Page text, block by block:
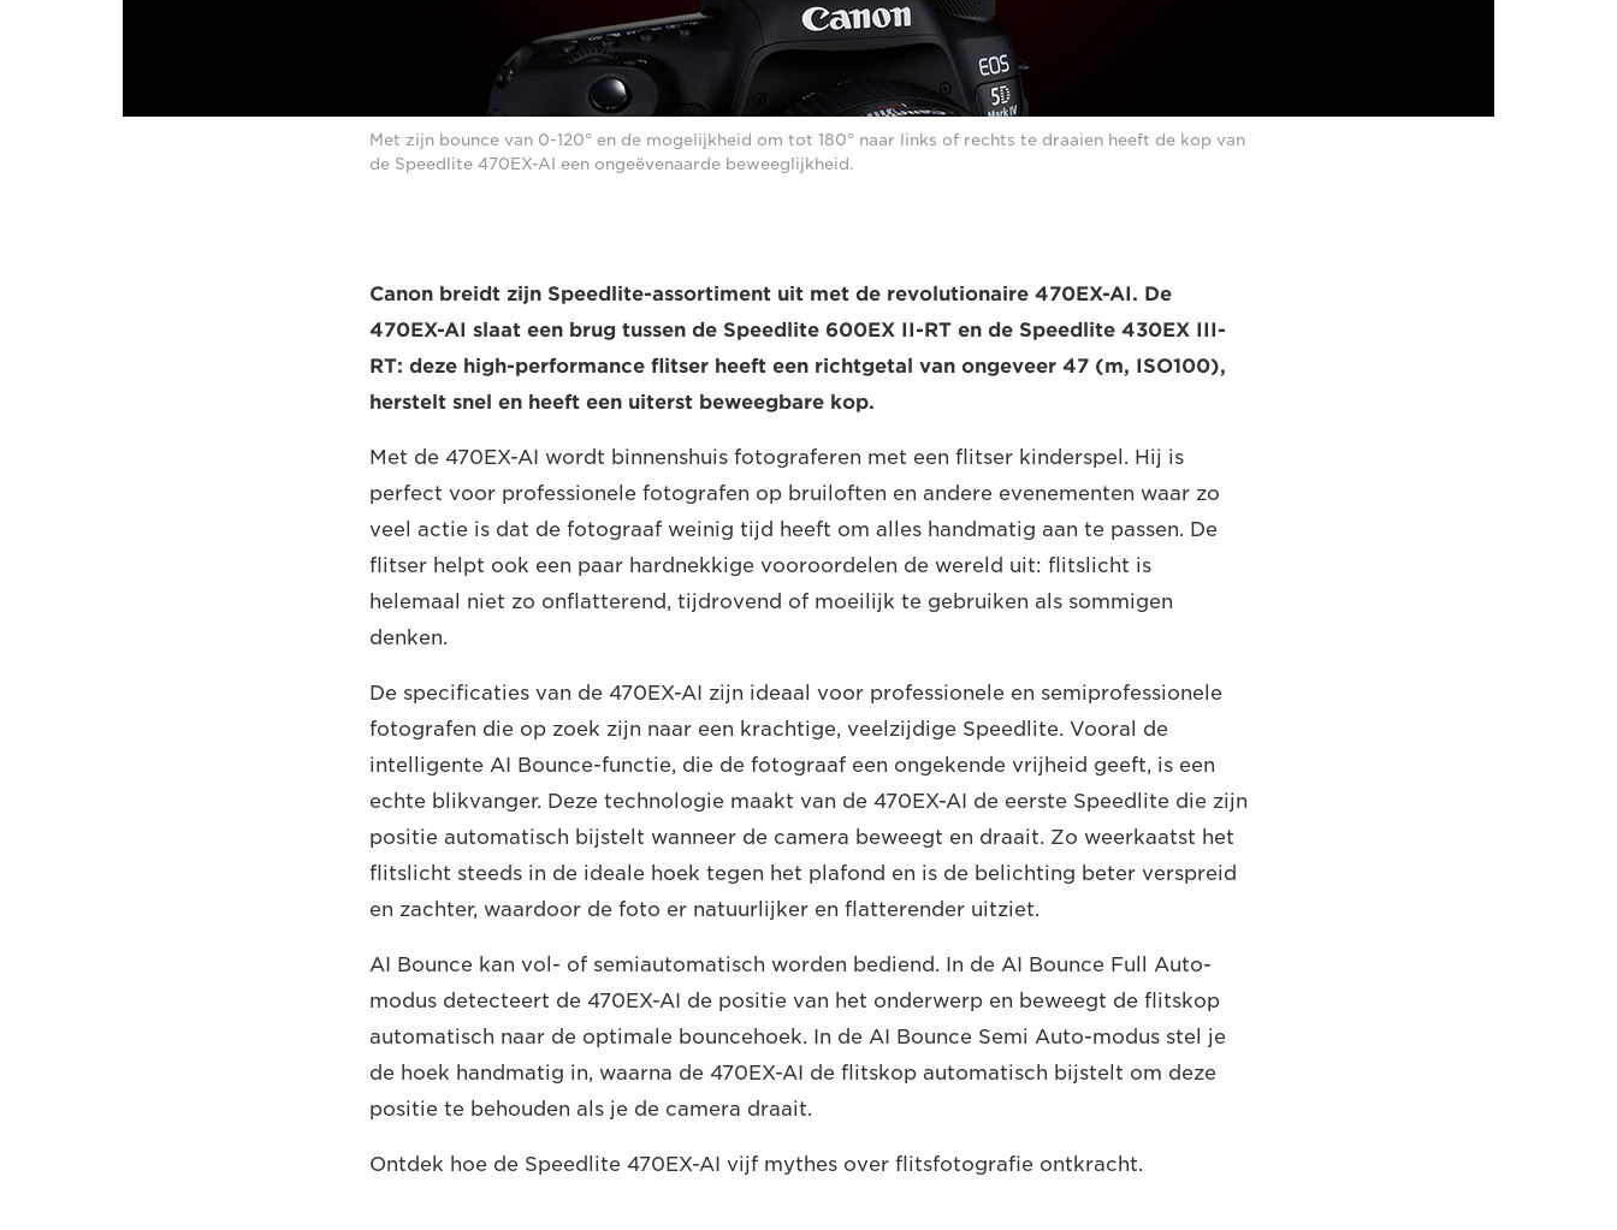
Met zijn bounce van 0-120° en de mogelijkheid om tot 180° naar links of rechts te draaien heeft de kop van
de Speedlite 470EX-AI een ongeëvenaarde beweeglijkheid.
Canon breidt zijn Speedlite-assortiment uit met de revolutionaire 470EX-AI. De
470EX-AI slaat een brug tussen de Speedlite 600EX II-RT en de Speedlite 430EX III-
RT: deze high-performance flitser heeft een richtgetal van ongeveer 47 (m, ISO100),
herstelt snel en heeft een uiterst beweegbare kop.
Met de 470EX-AI wordt binnenshuis fotograferen met een flitser kinderspel. Hij is
perfect voor professionele fotografen op bruiloften en andere evenementen waar zo
veel actie is dat de fotograaf weinig tijd heeft om alles handmatig aan te passen. De
flitser helpt ook een paar hardnekkige vooroordelen de wereld uit: flitslicht is
helemaal niet zo onflatterend, tijdrovend of moeilijk te gebruiken als sommigen
denken.
De specificaties van de 470EX-AI zijn ideaal voor professionele en semiprofessionele
fotografen die op zoek zijn naar een krachtige, veelzijdige Speedlite. Vooral de
intelligente AI Bounce-functie, die de fotograaf een ongekende vrijheid geeft, is een
echte blikvanger. Deze technologie maakt van de 470EX-AI de eerste Speedlite die zijn
positie automatisch bijstelt wanneer de camera beweegt en draait. Zo weerkaatst het
flitslicht steeds in de ideale hoek tegen het plafond en is de belichting beter verspreid
en zachter, waardoor de foto er natuurlijker en flatterender uitziet.
AI Bounce kan vol- of semiautomatisch worden bediend. In de AI Bounce Full Auto-
modus detecteert de 470EX-AI de positie van het onderwerp en beweegt de flitskop
automatisch naar de optimale bouncehoek. In de AI Bounce Semi Auto-modus stel je
de hoek handmatig in, waarna de 470EX-AI de flitskop automatisch bijstelt om deze
positie te behouden als je de camera draait.
Ontdek hoe de Speedlite 470EX-AI vijf mythes over flitsfotografie ontkracht.